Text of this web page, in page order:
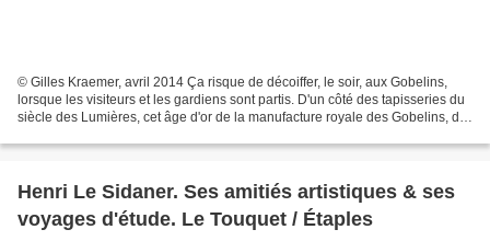
© Gilles Kraemer, avril 2014 Ça risque de décoiffer, le soir, aux Gobelins,
lorsque les visiteurs et les gardiens sont partis. D'un côté des tapisseries du
siècle des Lumières, cet âge d'or de la manufacture royale des Gobelins, de
Henri Le Sidaner. Ses amitiés artistiques & ses
voyages d'étude. Le Touquet / Étaples